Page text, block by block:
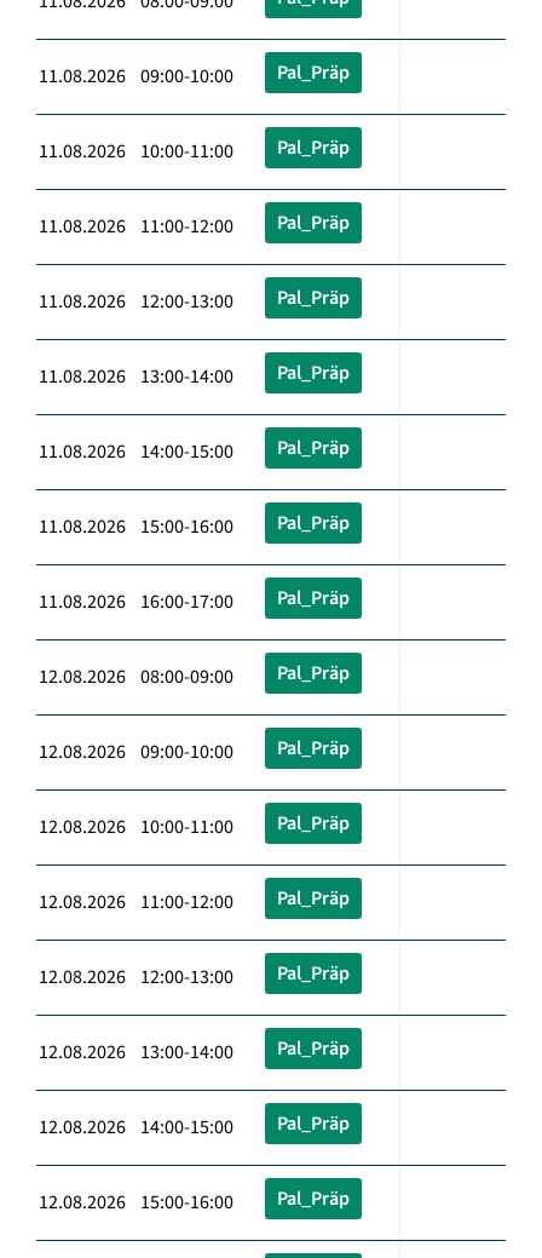
11.08.2026 09:00-10:00 Pal_Präp
11.08.2026 10:00-11:00 Pal_Präp
11.08.2026 11:00-12:00 Pal_Präp
11.08.2026 12:00-13:00 Pal_Präp
11.08.2026 13:00-14:00 Pal_Präp
11.08.2026 14:00-15:00 Pal_Präp
11.08.2026 15:00-16:00 Pal_Präp
11.08.2026 16:00-17:00 Pal_Präp
12.08.2026 08:00-09:00 Pal_Präp
12.08.2026 09:00-10:00 Pal_Präp
12.08.2026 10:00-11:00 Pal_Präp
12.08.2026 11:00-12:00 Pal_Präp
12.08.2026 12:00-13:00 Pal_Präp
12.08.2026 13:00-14:00 Pal_Präp
12.08.2026 14:00-15:00 Pal_Präp
12.08.2026 15:00-16:00 Pal_Präp